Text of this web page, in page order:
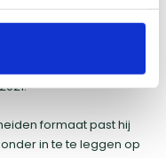
terwijl hij dankzij zijn
isolatie biedt voor
formaat past hij
in te te leggen op